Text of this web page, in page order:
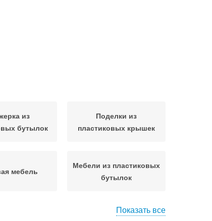
из
бутылок
Поделки из
пластиковых крышек
мебель
Мебели из пластиковых
бутылок
Стол из пластиковых
Показать все